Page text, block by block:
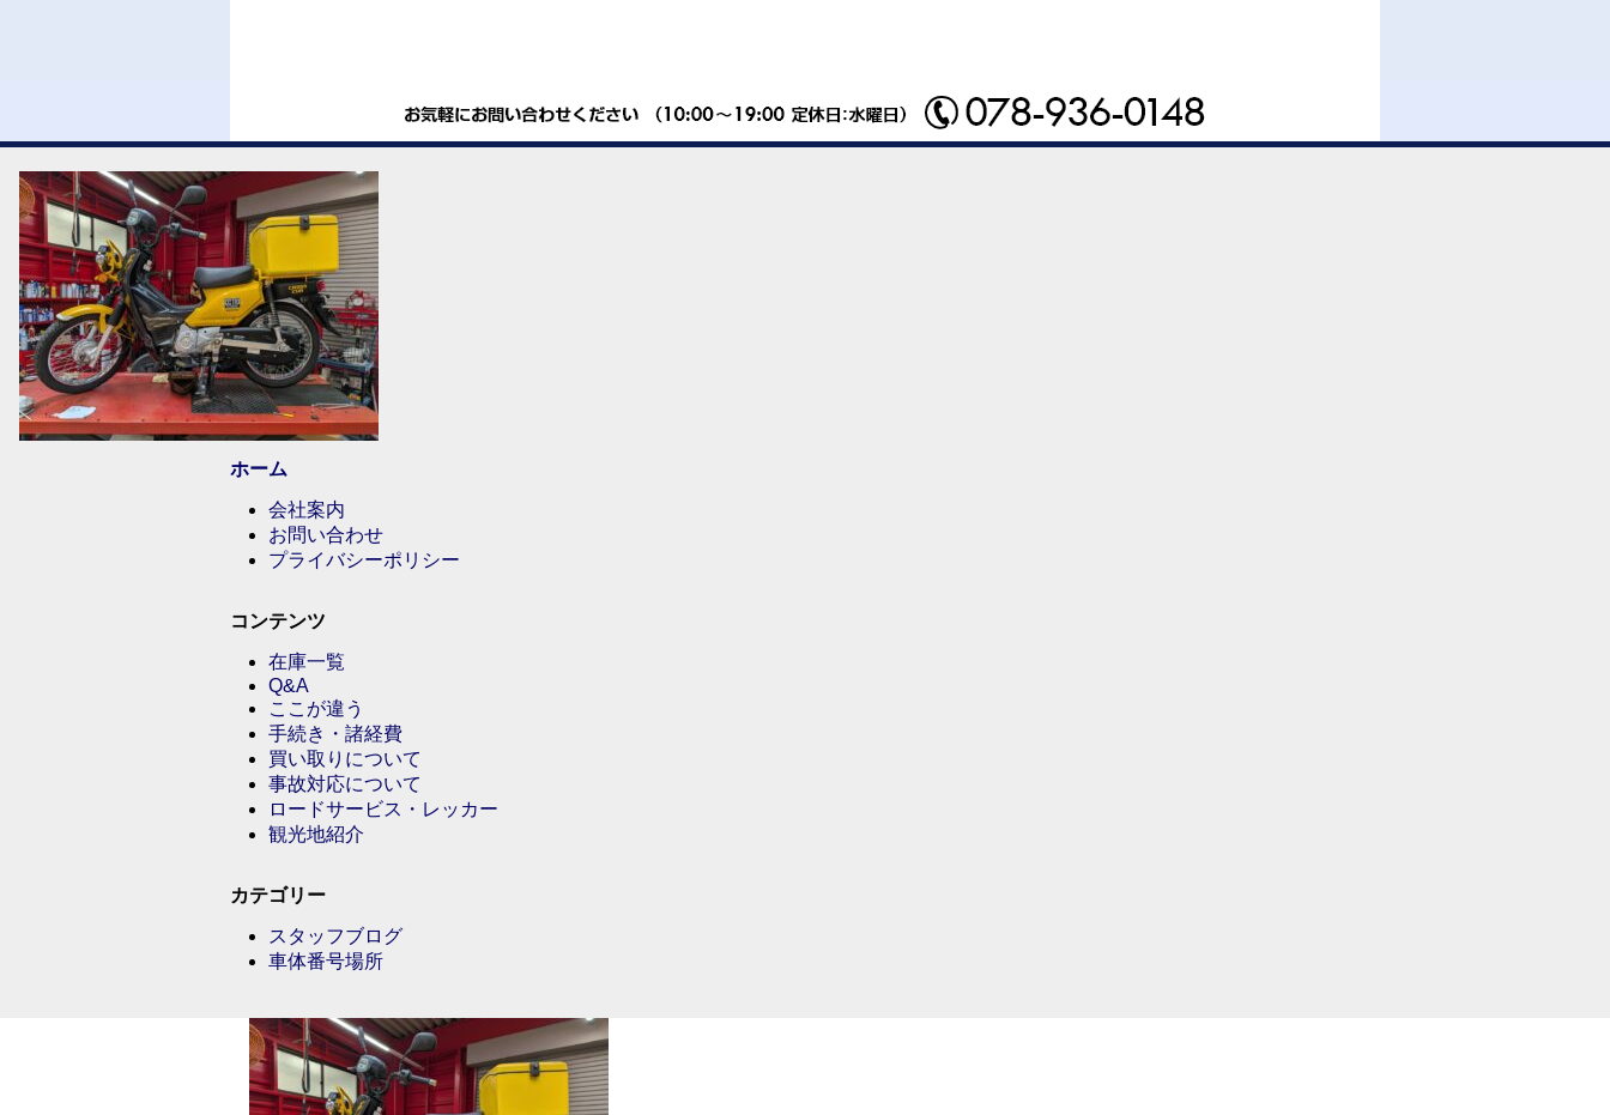
ホーム
会社案内
お問い合わせ
プライバシーポリシー
コンテンツ
在庫一覧
Q&A
ここが違う
手続き・諸経費
買い取りについて
事故対応について
ロードサービス・レッカー
観光地紹介
カテゴリー
スタッフブログ
車体番号場所